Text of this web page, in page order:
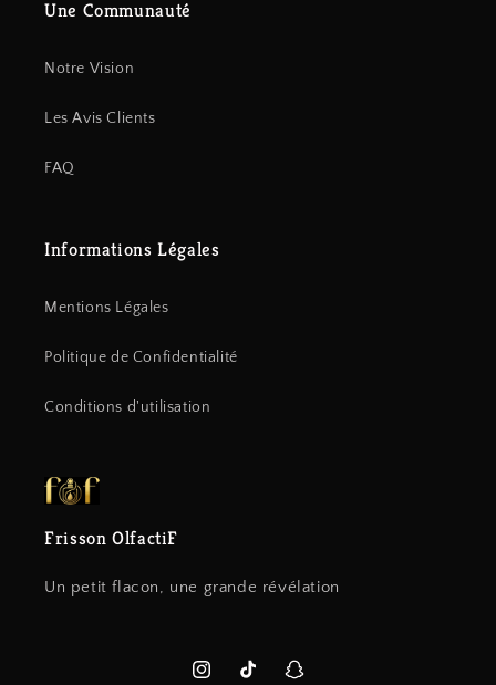
Une Communauté
Notre Vision
Les Avis Clients
FAQ
Informations Légales
Mentions Légales
Politique de Confidentialité
Conditions d'utilisation
Frisson OlfactiF
Un petit flacon, une grande révélation
InstagramTikTok Snapchat